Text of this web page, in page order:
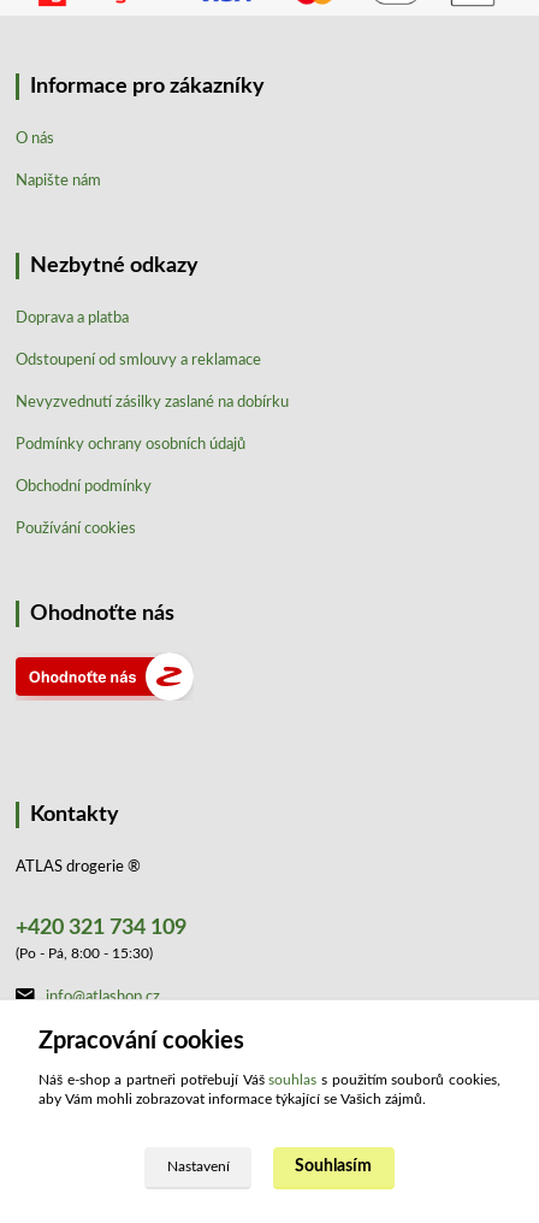
Informace pro zákazníky
O nás
Napište nám
Nezbytné odkazy
Doprava a platba
Odstoupení od smlouvy a reklamace
Nevyzvednutí zásilky zaslané na dobírku
Podmínky ochrany osobních údajů
Obchodní podmínky
Používání cookies
Ohodnoťte nás
Kontakty
ATLAS drogerie ®
+420 321 734 109
(Po - Pá, 8:00 - 15:30)
info@atlashop.cz
Upravit sběr cookies.
Zpracování cookies
Náš e-shop a partneři potřebují Vášsouhlas s použitím souborů cookies,
aby Vám mohli zobrazovat informace týkající se Vašich zájmů.
Nastavení Souhlasím